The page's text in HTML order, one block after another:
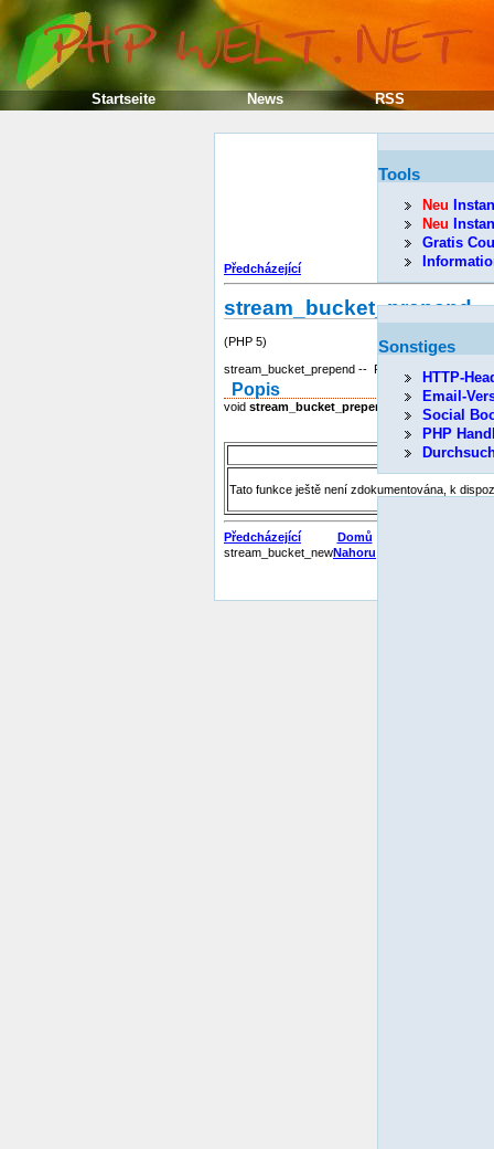
Předcházející
stream_bucket_prepend
(PHP 5)
stream_bucket_prepend -- Prepend bucket to
Popis
void stream_bucket_prepend ( resource
Tato funkce ještě není zdokumentována, k
Předcházející
Domů
stream_bucket_newNahoru
Tools
Neu
Neu
Gratis
Sonstiges
HTTP-
Email-
Social
PHP
Startseite News RSS